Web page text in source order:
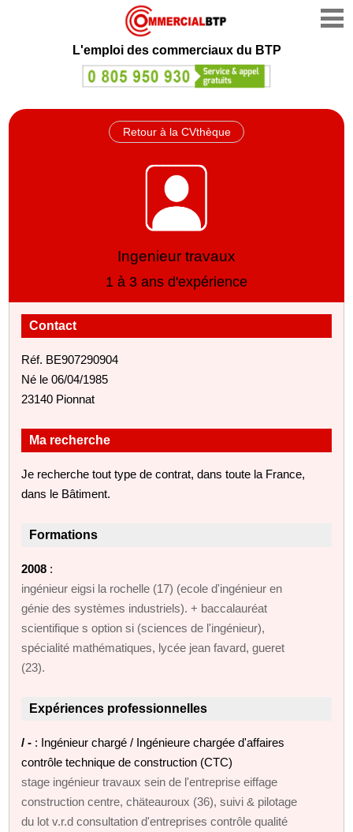
L'emploi des commerciaux du BTP
Retour à la CVthèque
Ingenieur travaux
1 à 3 ans d'expérience
Contact
Réf. BE907290904
Né le 06/04/1985
23140 Pionnat
Ma recherche
Je recherche tout type de contrat, dans toute la France,
dans le Bâtiment.
Formations
2008 :
ingénieur eigsi la rochelle (17) (ecole d'ingénieur en
génie des systèmes industriels). + baccalauréat
scientifique s option si (sciences de l'ingénieur),
spécialité mathématiques, lycée jean favard, gueret
(23).
Expériences professionnelles
/ - : Ingénieur chargé / Ingénieure chargée d'affaires
contrôle technique de construction (CTC)
stage ingénieur travaux sein de l'entreprise eiffage
construction centre, chäteauroux (36), suivi & pilotage
du lot v.r.d consultation d'entreprises contrôle qualité